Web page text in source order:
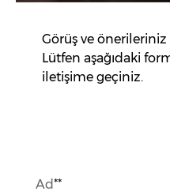
Görüş ve
Lütfen aşağıdaki
iletişime geçiniz.
Ad**